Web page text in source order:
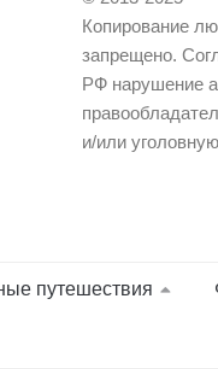
Копирование
запрещено.
РФ нарушение
и/или
путешествия